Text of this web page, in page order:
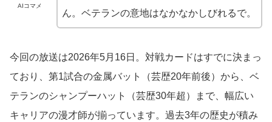
AIコマメ
ん。ベテランの意地はなかなかしびれるで。
今回の放送は2026年5月16日。対戦カードはすでに決まっ
ており、第1試合の金属バット（芸歴20年前後）から、ベ
テランのシャンプーハット（芸歴30年超）まで、幅広い
キャリアの漫才師が揃っています。過去3年の歴史が積み